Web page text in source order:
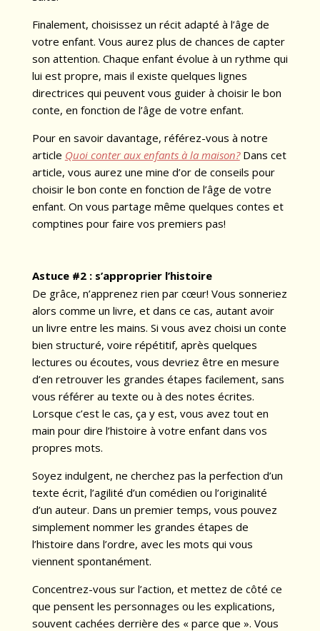
Finalement, choisissez un récit adapté à l’âge de
votre enfant. Vous aurez plus de chances de capter
son attention. Chaque enfant évolue à un rythme qui
lui est propre, mais il existe quelques lignes
directrices qui peuvent vous guider à choisir le bon
conte, en fonction de l’âge de votre enfant.
Pour en savoir davantage, référez-vous à notre
article Quoi conter aux enfants à la maison?Dans cet
article, vous aurez une mine d’or de conseils pour
choisir le bon conte en fonction de l’âge de votre
enfant. On vous partage même quelques contes et
comptines pour faire vos premiers pas!
Astuce #2 :s’approprier l’histoire
De grâce, n’apprenez rien par cœur! Vous sonneriez
alors comme un livre, et dans ce cas, autant avoir
un livre entre les mains. Si vous avez choisi un conte
bien structuré, voire répétitif, après quelques
lectures ou écoutes, vous devriez être en mesure
d’en retrouver les grandes étapes facilement, sans
vous référer au texte ou à des notes écrites.
Lorsque c’est le cas, ça y est, vous avez tout en
main pour dire l’histoire à votre enfant dans vos
propres mots.
Soyez indulgent, ne cherchez pas la perfection d’un
texte écrit, l’agilité d’un comédien ou l’originalité
d’un auteur. Dans un premier temps, vous pouvez
simplement nommer les grandes étapes de
l’histoire dans l’ordre, avec les mots qui vous
viennent spontanément.
Concentrez-vous sur l’action, et mettez de côté ce
que pensent les personnages ou les explications,
souvent cachées derrière des « parce que ». Vous